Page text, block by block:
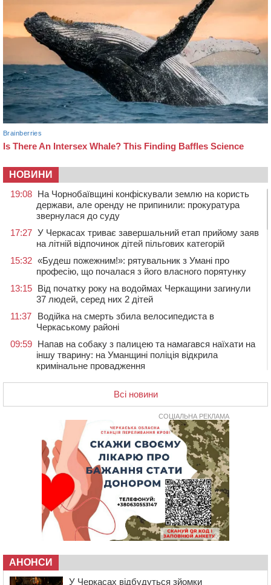
НОВИНИ
19:08 На Чорнобаївщині конфіскували землю на користь
держави, але оренду не припинили: прокуратура
звернулася до суду
17:27 У Черкасах триває завершальний етап прийому заяв
на літній відпочинок дітей пільгових категорій
15:32 «Будеш пожежним!»: рятувальник з Умані про
професію, що почалася з його власного порятунку
13:15 Від початку року на водоймах Черкащини загинули
37 людей, серед них 2 дітей
11:37
Водійка на смерть збила велосипедиста в
Черкаському районі
09:59 Напав на собаку з палицею та намагався наїхати на
іншу тварину: на Уманщині поліція відкрила
кримінальне провадження
08:44 Безкоштовне харчування, укриття та STEM: Черкаси
готують освітню галузь до нового навчального року
Черкаські вершники здобули нагороди української
першості
На Уманщині експосадовицю відділу освіти
судитимуть через завдані бюджету збитки
У Єрках прощатимуться з полеглим на Курщині
стрільцем ДШВ
Апеляційний суд підтвердив стягнення майже 250
тис. грн шкоди за незаконний вилов риби
комендантської години та 10 нетверезих водіїв
15:12 На Золотоніщині водійка збила пішохода, який
Всі новини
СОЦІАЛЬНА РЕКЛАМА
АНОНСИ
У Черкасах відбудуться зйомки